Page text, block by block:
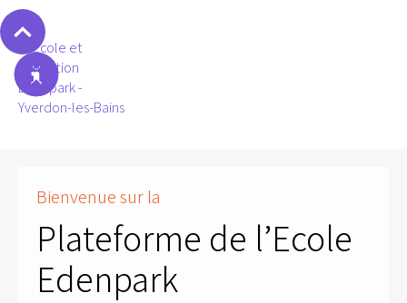
Bienvenue sur la
Plateforme de l’Ecole
Edenpark